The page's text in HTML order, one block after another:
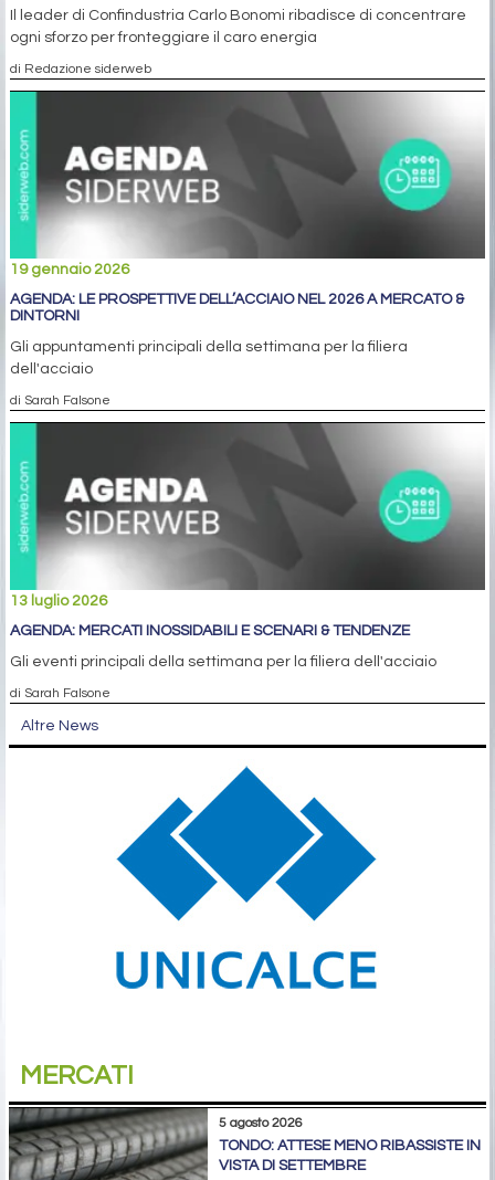
Il leader di Confindustria Carlo Bonomi ribadisce di concentrare
ogni sforzo per fronteggiare il caro energia
di Redazione siderweb
19 gennaio 2026
AGENDA: LE PROSPETTIVE DELL’ACCIAIO NEL 2026 A MERCATO &
DINTORNI
Gli appuntamenti principali della settimana per la filiera
dell'acciaio
di Sarah Falsone
13 luglio 2026
AGENDA: MERCATI INOSSIDABILI E SCENARI & TENDENZE
Gli eventi principali della settimana per la filiera dell'acciaio
di Sarah Falsone
Altre News
MERCATI
5 agosto 2026
TONDO: ATTESE MENO RIBASSISTE IN
VISTA DI SETTEMBRE